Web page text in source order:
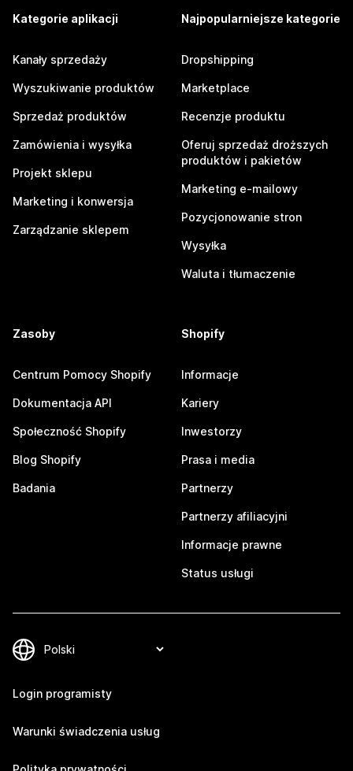
Kategorie aplikacji
Kanały sprzedaży
Wyszukiwanie produktów
Sprzedaż produktów
Zamówienia i wysyłka
Projekt sklepu
Marketing i konwersja
Zarządzanie sklepem
Najpopularniejsze kategorie
Dropshipping
Marketplace
Recenzje produktu
Oferuj sprzedaż droższych
produktów i pakietów
Marketing e-mailowy
Pozycjonowanie stron
Wysyłka
Waluta i tłumaczenie
Zasoby
Centrum Pomocy Shopify
Dokumentacja API
Społeczność Shopify
Blog Shopify
Badania
Shopify
Informacje
Kariery
Inwestorzy
Prasa i media
Partnerzy
Partnerzy afiliacyjni
Informacje prawne
Status usługi
Login programisty
Warunki świadczenia usług